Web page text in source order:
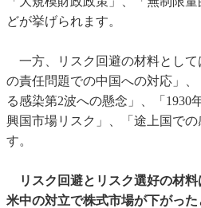
どが挙げられます。
一方、リスク回避の材料として
の責任問題での中国への対応」
る感染第2波への懸念」、「1930
興国市場リスク」、「途上国で
す。
リスク回避とリスク選好の材料
米中の対立で株式市場が下がっ